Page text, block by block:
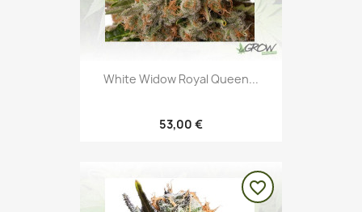
White Widow Royal Queen...
53,00 €
favorite_border